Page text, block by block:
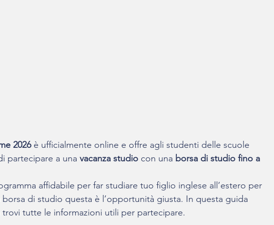
2026 è ufficialmente online e offre agli studenti delle scuole
partecipare a una vacanza studio con una borsa di studio fino a
affidabile per far studiare tuo figlio inglese all’estero per
di studio questa è l’opportunità giusta. In questa guida
tutte le informazioni utili per partecipare.